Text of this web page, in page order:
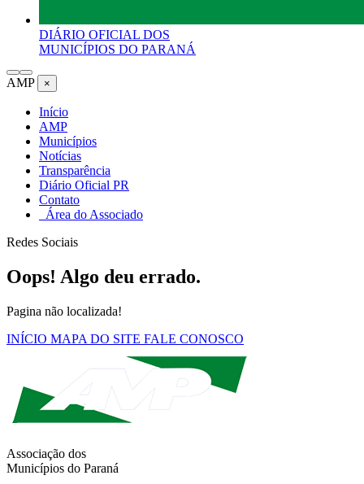
DIÁRIO OFICIAL DOS
MUNICÍPIOS DO PARANÁ
AMP ×
Início
AMP
Municípios
Notícias
Transparência
Diário Oficial PR
Contato
Área do Associado
Redes Sociais
Oops! Algo deu errado.
Pagina não localizada!
INÍCIO MAPA DO SITE FALE CONOSCO
Associação dos
Municípios do Paraná